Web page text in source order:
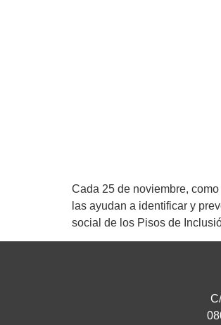
Cada 25 de noviembre,
las ayudan a identificar y
social de los Pisos de